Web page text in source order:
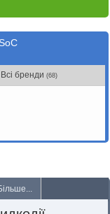
Всі бренди(68)